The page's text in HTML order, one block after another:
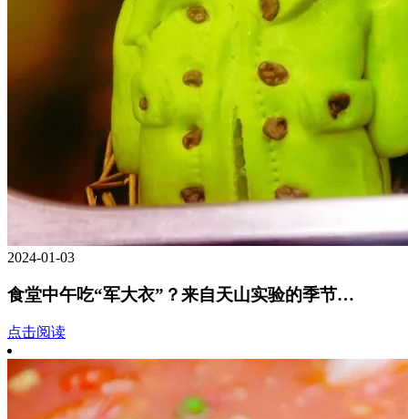
2024-01-03
食堂中午吃“军大衣”？来自天山实验的季节…
点击阅读